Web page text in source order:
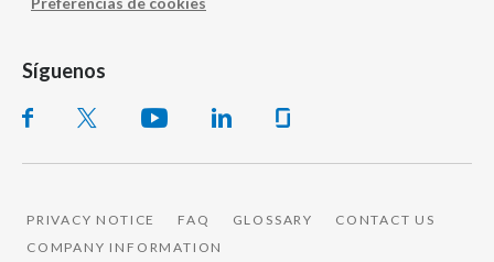
Síguenos
PRIVACY NOTICE FAQ GLOSSARY
CONTACT US
COMPANY INFORMATION